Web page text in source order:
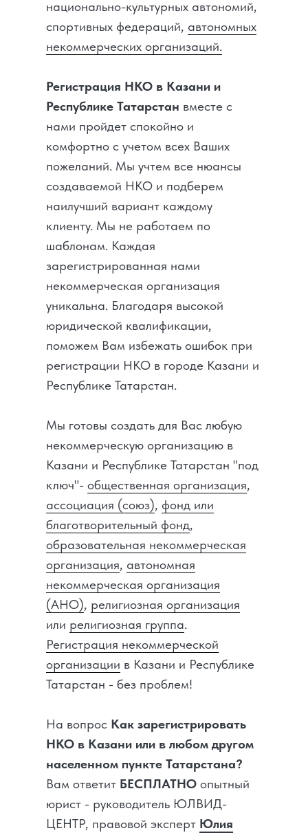
национально-культурных автономий,
спортивных федераций, автономных
некоммерческих организаций.
Регистрация НКО в Казани и
Республике Татарстан вместе с
нами пройдет спокойно и
комфортно с учетом всех Ваших
пожеланий. Мы учтем все нюансы
создаваемой НКО и подберем
наилучший вариант каждому
клиенту. Мы не работаем по
шаблонам. Каждая
зарегистрированная нами
некоммерческая организация
уникальна. Благодаря высокой
юридической квалификации,
поможем Вам избежать ошибок при
регистрации НКО в городе Казани и
Республике Татарстан.
Мы готовы создать для Вас любую
некоммерческую организацию в
Казани и Республике Татарстан "под
ключ"- общественная организация,
ассоциация (союз), фонд или
благотворительный фонд,
образовательная некоммерческая
организация, автономная
некоммерческая организация
(АНО), религиозная организация
или религиозная группа.
Регистрация некоммерческой
организации в Казани и Республике
Татарстан - без проблем!
На вопрос Как зарегистрировать
НКО в Казани или в любом другом
населенном пункте Татарстана?
Вам ответит БЕСПЛАТНО опытный
юрист - руководитель ЮЛВИД-
ЦЕНТР, правовой эксперт Юлия